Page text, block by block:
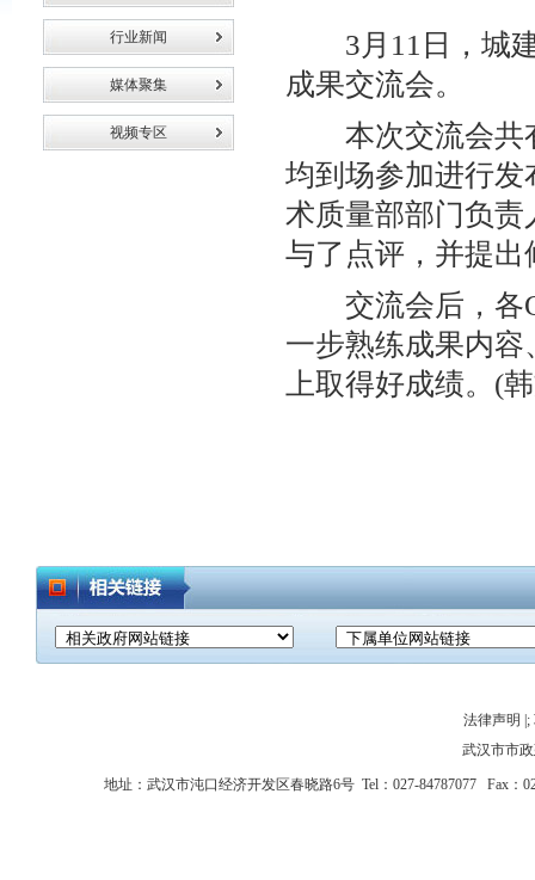
行业新闻
媒体聚集
视频专区
3月11日，城建
成果交流会。
本次交流会共有
均到场参加进行
术质量部部门负
与了点评，并提出
交流会后，各
一步熟练成果内
上取得好成绩。(
法律声明 |;
武汉市市
地址：武汉市沌口经济开发区春晓路6号 Tel：027-84787077 Fax：